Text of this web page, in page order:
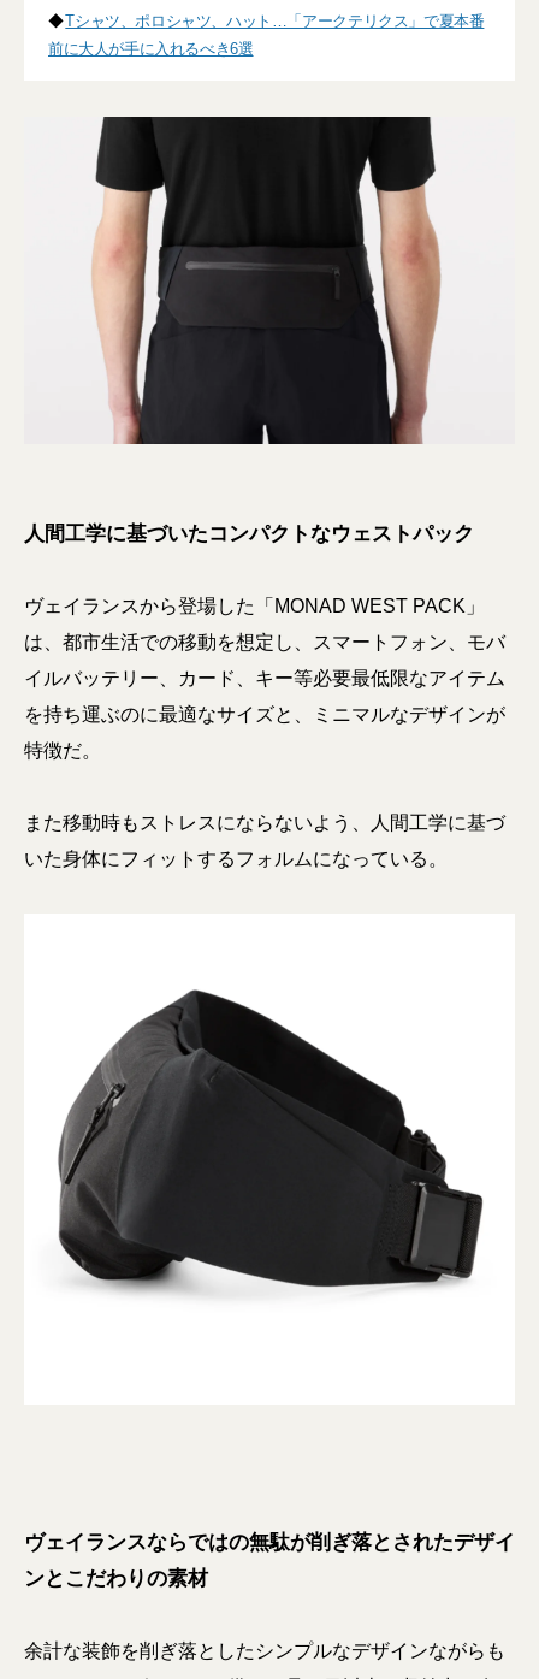
◆Tシャツ、ポロシャツ、ハット…「アークテリクス」で夏本番
前に大人が手に入れるべき6選
人間工学に基づいたコンパクトなウェストパック
ヴェイランスから登場した「MONAD WEST PACK」
は、都市生活での移動を想定し、スマートフォン、モバ
イルバッテリー、カード、キー等必要最低限なアイテム
を持ち運ぶのに最適なサイズと、ミニマルなデザインが
特徴だ。
また移動時もストレスにならないよう、人間工学に基づ
いた身体にフィットするフォルムになっている。
ヴェイランスならではの無駄が削ぎ落とされたデザイ
ンとこだわりの素材
余計な装飾を削ぎ落としたシンプルなデザインながらも